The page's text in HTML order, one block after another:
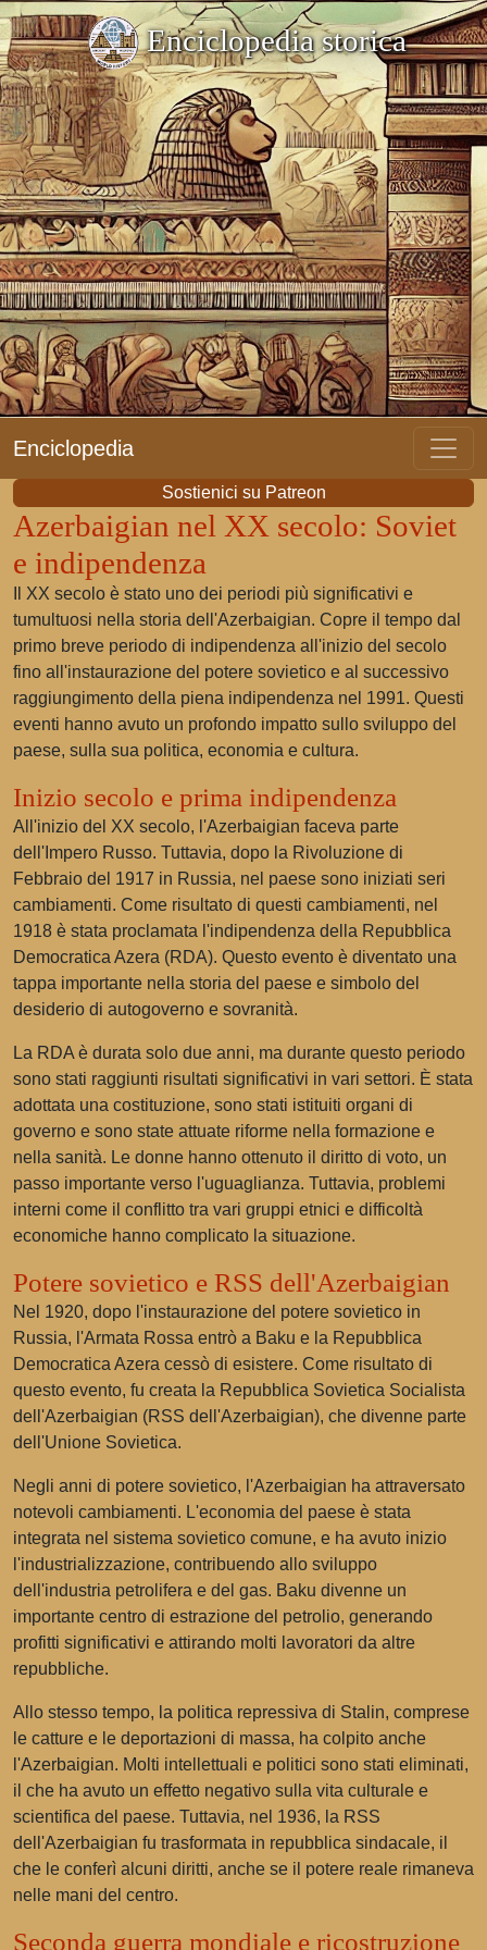
Enciclopedia storica
Enciclopedia
Sostienici su Patreon
Azerbaigian nel XX secolo: Soviet
e indipendenza
Il XX secolo è stato uno dei periodi più significativi e
tumultuosi nella storia dell'Azerbaigian. Copre il tempo dal
primo breve periodo di indipendenza all'inizio del secolo
fino all'instaurazione del potere sovietico e al successivo
raggiungimento della piena indipendenza nel 1991. Questi
eventi hanno avuto un profondo impatto sullo sviluppo del
paese, sulla sua politica, economia e cultura.
Inizio secolo e prima indipendenza
All'inizio del XX secolo, l'Azerbaigian faceva parte
dell'Impero Russo. Tuttavia, dopo la Rivoluzione di
Febbraio del 1917 in Russia, nel paese sono iniziati seri
cambiamenti. Come risultato di questi cambiamenti, nel
1918 è stata proclamata l'indipendenza della Repubblica
Democratica Azera (RDA). Questo evento è diventato una
tappa importante nella storia del paese e simbolo del
desiderio di autogoverno e sovranità.
La RDA è durata solo due anni, ma durante questo periodo
sono stati raggiunti risultati significativi in vari settori. È stata
adottata una costituzione, sono stati istituiti organi di
governo e sono state attuate riforme nella formazione e
nella sanità. Le donne hanno ottenuto il diritto di voto, un
passo importante verso l'uguaglianza. Tuttavia, problemi
interni come il conflitto tra vari gruppi etnici e difficoltà
economiche hanno complicato la situazione.
Potere sovietico e RSS dell'Azerbaigian
Nel 1920, dopo l'instaurazione del potere sovietico in
Russia, l'Armata Rossa entrò a Baku e la Repubblica
Democratica Azera cessò di esistere. Come risultato di
questo evento, fu creata la Repubblica Sovietica Socialista
dell'Azerbaigian (RSS dell'Azerbaigian), che divenne parte
dell'Unione Sovietica.
Negli anni di potere sovietico, l'Azerbaigian ha attraversato
notevoli cambiamenti. L'economia del paese è stata
integrata nel sistema sovietico comune, e ha avuto inizio
l'industrializzazione, contribuendo allo sviluppo
dell'industria petrolifera e del gas. Baku divenne un
importante centro di estrazione del petrolio, generando
profitti significativi e attirando molti lavoratori da altre
repubbliche.
Allo stesso tempo, la politica repressiva di Stalin, comprese
le catture e le deportazioni di massa, ha colpito anche
l'Azerbaigian. Molti intellettuali e politici sono stati eliminati,
il che ha avuto un effetto negativo sulla vita culturale e
scientifica del paese. Tuttavia, nel 1936, la RSS
dell'Azerbaigian fu trasformata in repubblica sindacale, il
che le conferì alcuni diritti, anche se il potere reale rimaneva
nelle mani del centro.
Seconda guerra mondiale e ricostruzione